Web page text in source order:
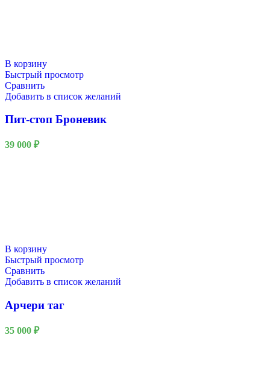
В корзину
Быстрый просмотр
Сравнить
Добавить в список желаний
Пит-стоп Броневик
39 000 ₽
В корзину
Быстрый просмотр
Сравнить
Добавить в список желаний
Арчери таг
35 000 ₽